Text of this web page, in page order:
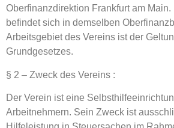
Oberfinanzdirektion Frankfurt am
befindet sich in demselben
Arbeitsgebiet des Vereins ist der
Grundgesetzes.
§ 2 – Zweck des Vereins :
Der Verein ist eine
Arbeitnehmern. Sein Zweck ist